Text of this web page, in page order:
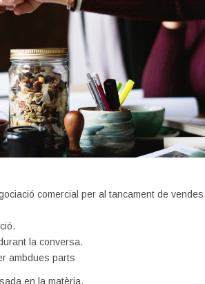
comercial per al tancament de
la conversa.
ambdues parts
en la matèria.